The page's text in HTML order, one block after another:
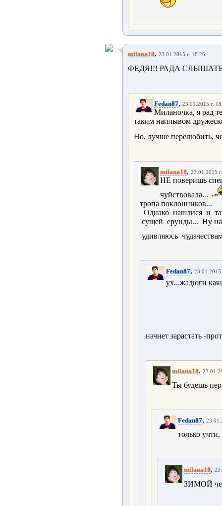
milana18, 23.01.2015 г. 18:26
ФЕДЯ!!! РАДА
Fedan87, 23.01.2015 г.
Миланочка, я рад
таким наплывом
Но, лучше перелюбить,
milana18, 23.01.2015
НЕ поверишь
чуйствовала...
тропа поклонников...
Однако нашлися и
сущей ерунды... Ну
удивляюсь
Fedan87, 23.01.2015
ух...жадюги
начнет зарастать -
milana18,
Ты будешь
Fedan87,
только
milana18,
ЗИМОЙ